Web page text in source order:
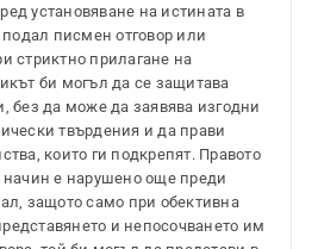
установяване на истината в
писмен отговор или
стриктно прилагане на
би могъл да се защитава
без да може да заявява изгодни
твърдения и да прави
които ги подкрепят. Правото
е нарушено още преди
защото само при обективна
и непосочването им